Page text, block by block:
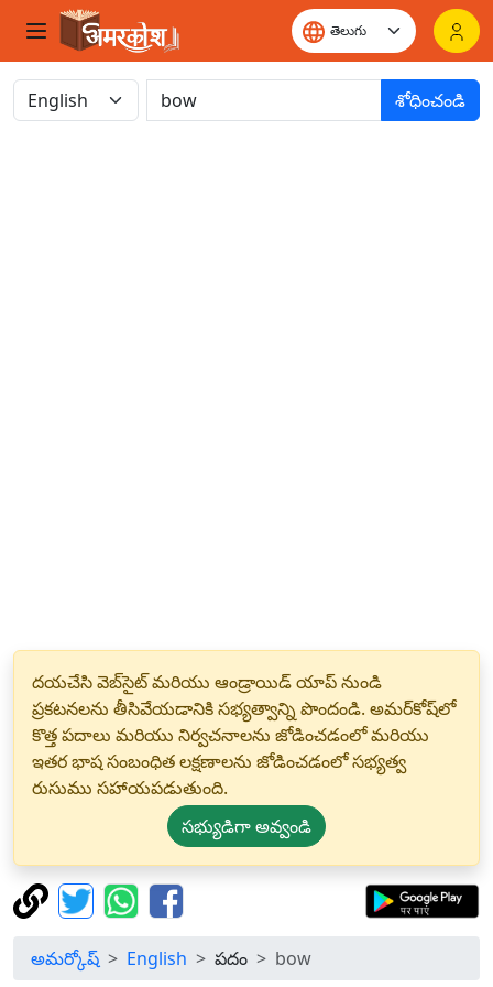
శోధించండి
దయచేసి వెబ్‌సైట్ మరియు ఆండ్రాయిడ్ యాప్ నుండి
ప్రకటనలను తీసివేయడానికి సభ్యత్వాన్ని పొందండి. అమర్‌కోష్‌లో
కొత్త పదాలు మరియు నిర్వచనాలను జోడించడంలో మరియు
ఇతర భాష సంబంధిత లక్షణాలను జోడించడంలో సభ్యత్వ
రుసుము సహాయపడుతుంది.
సభ్యుడిగా అవ్వండి
అమర్కోష్ English పదం bow